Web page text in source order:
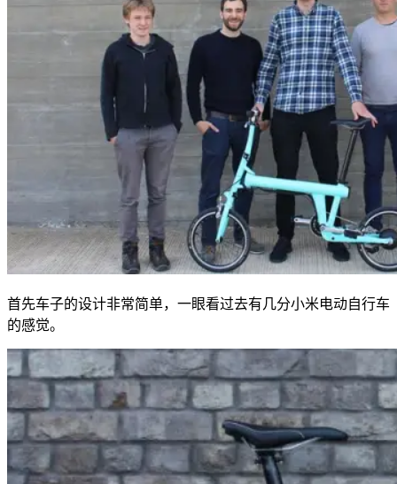
首先车子的设计非常简单，一眼看过去有几分小米电动自行车
的感觉。